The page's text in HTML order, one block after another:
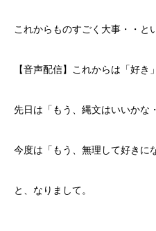
これからものすごく大事・・と
【音声配信】これからは「好
先日は「もう、縄文はいいかな
今度は「もう、無理して好きに
と、なりまして。